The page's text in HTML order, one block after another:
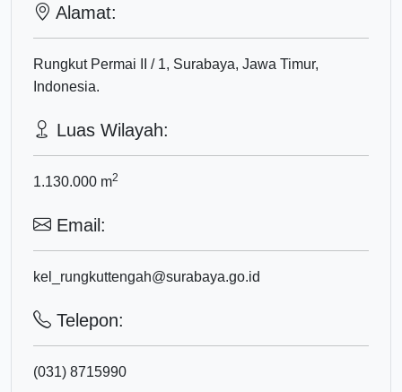
Alamat:
Rungkut Permai II / 1, Surabaya, Jawa Timur,
Indonesia.
Luas Wilayah:
1.130.000 m2
Email:
kel_rungkuttengah@surabaya.go.id
Telepon:
(031) 8715990